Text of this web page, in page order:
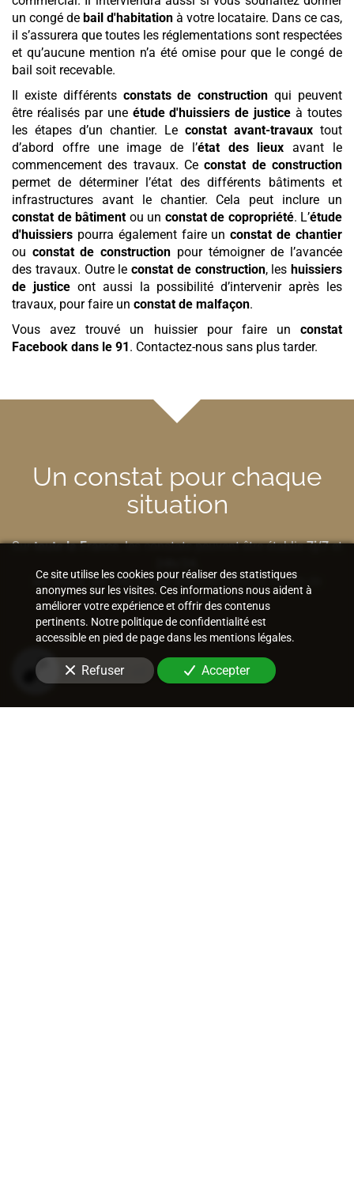
un congé de bail d'habitation à votre locataire. Dans ce cas,
il s’assurera que toutes les réglementations sont respectées
et qu’aucune mention n’a été omise pour que le congé de
bail soit recevable.
Il existe différents constats de construction qui peuvent
être réalisés par une étude d'huissiers de justice à toutes
les étapes d’un chantier. Le constat avant-travaux tout
d’abord offre une image de l’état des lieux avant le
commencement des travaux. Ceconstat de construction
permet de déterminer l’état des différents bâtiments et
infrastructures avant le chantier. Cela peut inclure un
constat de bâtiment ou un constat de copropriété. L’étude
d'huissiers pourra également faire unconstat de chantier
ou constat de construction pour témoigner de l’avancée
des travaux. Outre le constat de construction, les huissiers
de justiceont aussi la possibilité d’intervenir après les
travaux, pour faire un constat de malfaçon.
Vous avez trouvé un huissier pour faire un constat
Facebook dans le 91 . Contactez-nous sans plus tarder.
Un constat pour chaque
situation
Surtoute la France, les constats peuvent être établis7j/7et
sur place,sur siteoupar Internet selon la nature de
l'élément à préserver.
Bâtiment et construction
Ce site utilise les cookies pour réaliser des statistiques
anonymes sur les visites. Ces informations nous aident à
améliorer votre expérience et offrir des contenus
pertinents. Notre politique de confidentialité est
accessible en pied de page dans les mentions légales.
Refuser Accepter